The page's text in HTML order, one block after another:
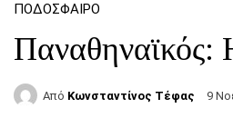
ΠΟΔΌΣΦΑΙΡΟ
Παναθηναϊκός:
Από Κωνσταντίνος Τέφας 9